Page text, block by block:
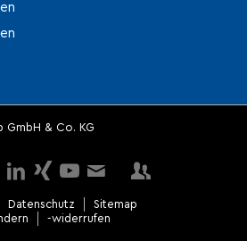
& Co. KG
Datenschutz
Sitemap
-widerrufen